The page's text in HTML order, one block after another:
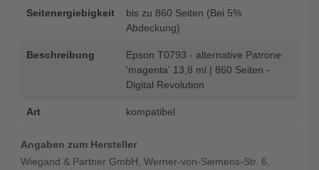
Seitenergiebigkeit
bis zu 860 Seiten (Bei 5%
Abdeckung)
Beschreibung
Epson T0793 - alternative Patrone
'magenta' 13,8 ml | 860 Seiten -
Digital Revolution
Art kompatibel
Angaben zum Hersteller
Wiegand & Partner GmbH, Werner-von-Siemens-Str. 6,